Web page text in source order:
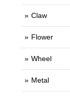
Claw
Flower
Wheel
Metal